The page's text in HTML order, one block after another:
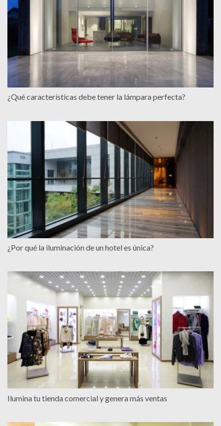
¿Qué características debe tener la lámpara perfecta?
¿Por qué la iluminación de un hotel es única?
Ilumina tu tienda comercial y genera más ventas